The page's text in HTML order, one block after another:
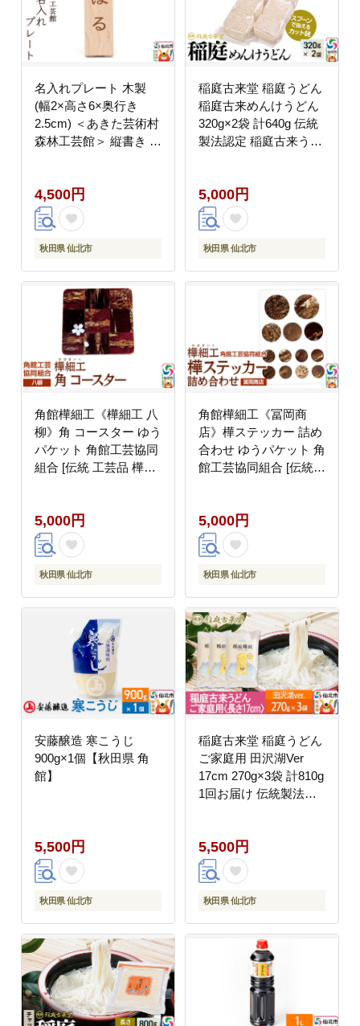
名入れプレート 木製
(幅2×高さ6×奥行き
2.5cm) ＜あきた芸術村
森林工芸館＞ 縦書き 漢
4,500円
秋田県 仙北市
稲庭古来堂 稲庭うどん
稲庭古来めんけうどん
320g×2袋 計640g 伝統
製法認定 稲庭古来うど
麺 干し麺 細麺 無添加
防災 災害 備蓄 ローリ
ングストック ご当地 お
取り寄せ 手綯 てない
5,000円
秋田県 仙北市
角館樺細工《樺細工 八
柳》角 コースター ゆう
パケット 角館工芸協同
組合 [伝統 工芸品 樺細
食器]
5,000円
秋田県 仙北市
角館樺細工《冨岡商
店》樺ステッカー 詰め
合わせ ゆうパケット 角
館工芸協同組合 [伝統工
カバザイク]
5,000円
秋田県 仙北市
安藤醸造 寒こうじ
900g×1個【秋田県 角
館】
5,500円
秋田県 仙北市
稲庭古来堂 稲庭うどん
ご家庭用 田沢湖Ver
17cm 270g×3袋 計810g
1回お届け 伝統製法認
麺 乾麺 うどん]
5,500円
秋田県 仙北市